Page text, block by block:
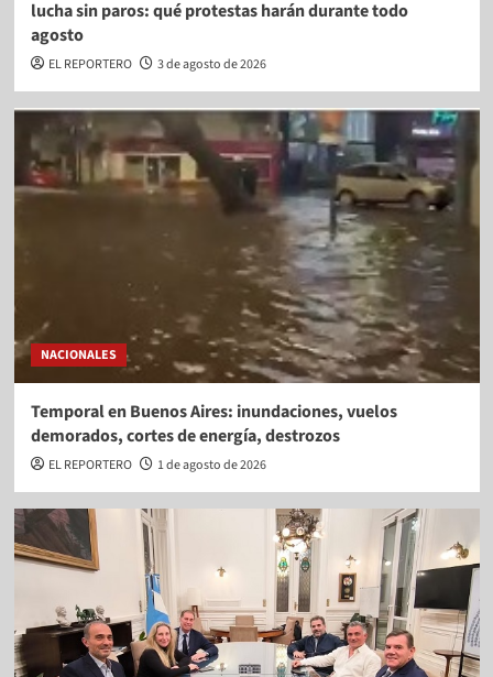
lucha sin paros: qué protestas harán durante todo
agosto
EL REPORTERO 3 de agosto de 2026
NACIONALES
Temporal en Buenos Aires: inundaciones, vuelos
demorados, cortes de energía, destrozos
EL REPORTERO 1 de agosto de 2026